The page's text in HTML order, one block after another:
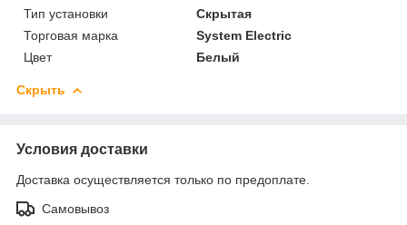
Тип установки
Скрытая
Торговая марка
System Electric
Цвет
Белый
Скрыть
Условия доставки
Доставка осуществляется только по предоплате.
Самовывоз